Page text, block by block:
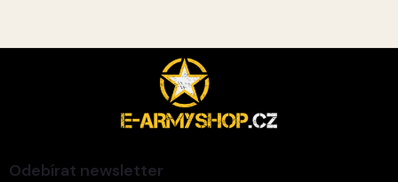
Odebírat newsletter